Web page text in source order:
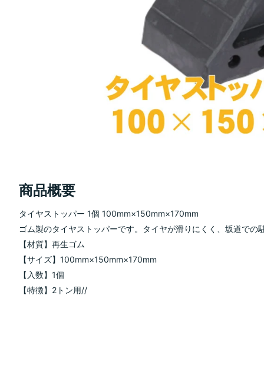
商品概要
タイヤストッパー 1個 100mm×150mm×170mm
ゴム製のタイヤストッパーです。タイヤが滑りにくく、坂道での
【材質】再生ゴム
【サイズ】100mm×150mm×170mm
【入数】1個
【特徴】2トン用//